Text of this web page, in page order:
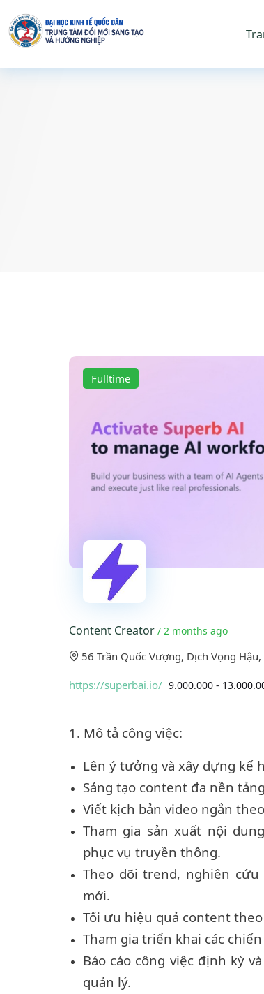
Fulltime
Content Creator / 2 months ago
56 Trần Quốc Vượng, Dịch Vọng Hậu,
https://superbai.io/ 9.000.000 -
1. Mô tả công việc:
Lên ý tưởng và xây dựng kế
Sáng tạo content đa nền
Viết kịch bản video ngắn
Tham gia sản xuất nội
phục vụ truyền thông.
Theo dõi trend, nghiên
mới.
Tối ưu hiệu quả content
Tham gia triển khai các
Báo cáo công việc định kỳ
quản lý.